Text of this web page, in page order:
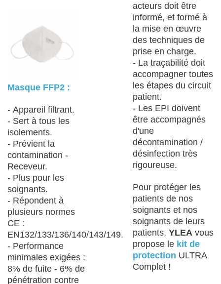
Masque FFP2 :
- Appareil filtrant.
- Sert à tous les
isolements.
- Prévient la
contamination -
Receveur.
- Plus pour les
soignants.
- Répondent à
plusieurs normes
CE :
EN132/133/136/140/143/149.
- Performance
minimales exigées :
8% de fuite - 6% de
pénétration contre
acteurs doit être
informé, et formé à
la mise en œuvre
des techniques de
prise en charge.
- La traçabilité doit
accompagner toutes
les étapes du circuit
patient.
- Les EPI doivent
être accompagnés
d'une
décontamination /
désinfection très
rigoureuse.
Pour protéger les
patients de nos
soignants et nos
soignants de leurs
patients, YLEA vous
propose le kit de
protection ULTRA
Complet !